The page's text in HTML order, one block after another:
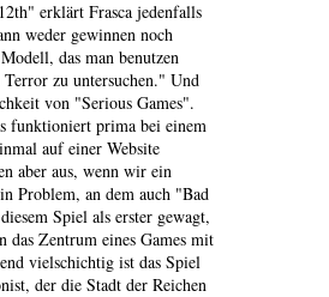
erklärt Frasca jedenfalls
weder gewinnen noch
das man benutzen
zu untersuchen." Und
von "Serious Games".
funktioniert prima bei einem
auf einer Website
aber aus, wenn wir ein
Problem, an dem auch "Bad
Spiel als erster gewagt,
das Zentrum eines Games mit
vielschichtig ist das Spiel
der die Stadt der Reichen